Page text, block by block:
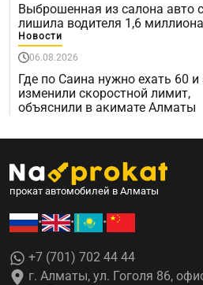
Выброшенная из салона авто
лишила водителя 1,6 миллиона
Новости
06.08.2026
Где по Саина нужно ехать 60 и
изменили скоростной лимит,
объяснили в акимате Алматы
прокат автомобилей в Алматы
• • •
+7 (701) 702 44 44
г. Алматы, ул. Гоголя 86,